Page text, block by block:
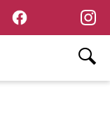
×